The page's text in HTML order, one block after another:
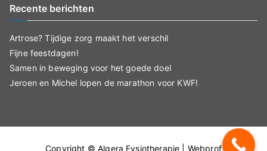
Recente berichten
Artrose? Tijdige zorg maakt het verschil
Fijne feestdagen!
Samen in beweging voor het goede doel
Jeroen en Michel lopen de marathon voor KWF!
Copyright ©Algera Fysiotherapie Webprof